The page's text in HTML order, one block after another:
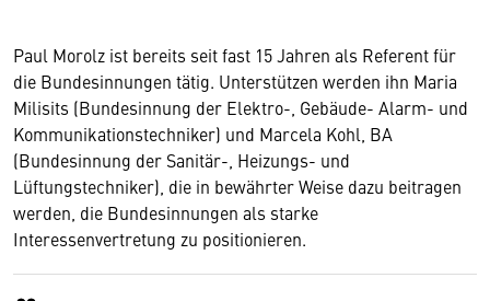
Paul Morolz ist bereits seit fast 15 Jahren als Referent für
die Bundesinnungen tätig. Unterstützen werden ihn Maria
Milisits (Bundesinnung der Elektro-, Gebäude- Alarm- und
Kommunikationstechniker) und Marcela Kohl, BA
(Bundesinnung der Sanitär-, Heizungs- und
Lüftungstechniker), die in bewährter Weise dazu beitragen
werden, die Bundesinnungen als starke
Interessenvertretung zu positionieren.